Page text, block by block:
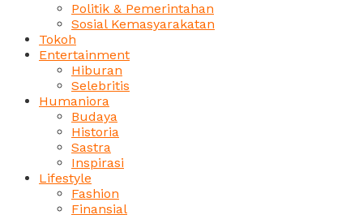
Politik & Pemerintahan
Sosial Kemasyarakatan
Tokoh
Entertainment
Hiburan
Selebritis
Humaniora
Budaya
Historia
Sastra
Inspirasi
Lifestyle
Fashion
Finansial